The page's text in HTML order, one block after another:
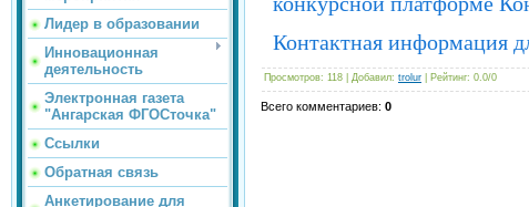
Лидер в образовании
Инновационная
деятельность
Электронная газета
"Ангарская ФГОСточка"
Ссылки
Обратная связь
Анкетирование для
Контактная информация
Просмотров: 118 | Добавил: trolur Рейтинг: 0.0/0
Всего комментариев: 0